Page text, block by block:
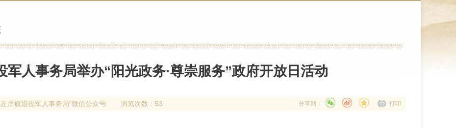
军人事务局举办“阳光政务·尊崇服务”政府开放日活动​
左后旗退役军人事务局”微信公众号 浏览次数：53 打印
分享到：